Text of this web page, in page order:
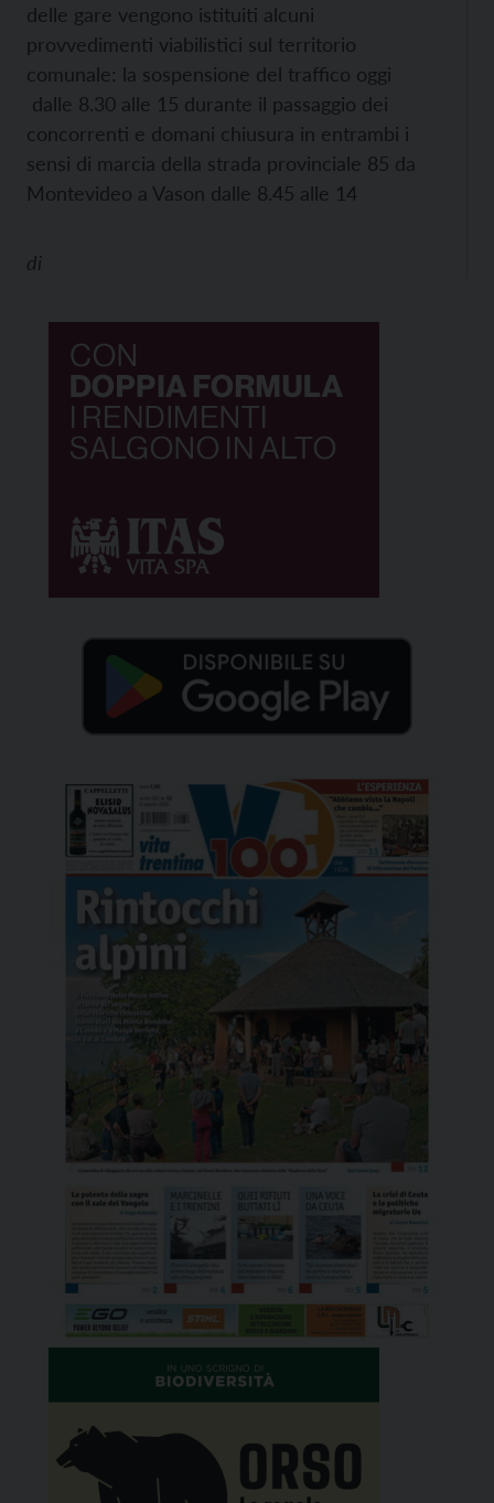
delle gare vengono istituiti alcuni
provvedimenti viabilistici sul territorio
comunale: la sospensione del traffico oggi
dalle 8.30 alle 15 durante il passaggio dei
concorrenti e domani chiusura in entrambi i
sensi di marcia della strada provinciale 85 da
Montevideo a Vason dalle 8.45 alle 14
di